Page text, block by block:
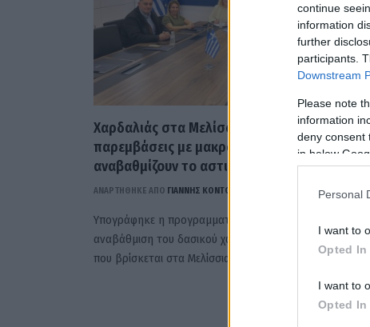
continue
information
further
participants.
Downstream
Please note
information
deny consent
in below
Personal
I want to
Opted In
I want to
Opted In
Χαρδαλιάς στα Μελίσσια: «Υλοποιούμε
παρεμβάσεις με μακροπρόθεσμο όφελος,
αναβαθμίζουν το αστικό περιβάλλον»
ΑΝΑΡΤΗΘΗΚΕ ΑΠΟ ΓΙΆΝΝΗΣ ΚΟΝΤΟΓΕΏΡΓΟΣ 30 ΑΠΡΙΛΊΟΥ 2026
Υπογράφηκε η προγραμματική σύμβαση για την
αναβάθμιση του δασικού χώρου στο Πάρκο Τσαγκάρη,
που βρίσκεται στα Μελίσσια, με συνολικό κόστος…